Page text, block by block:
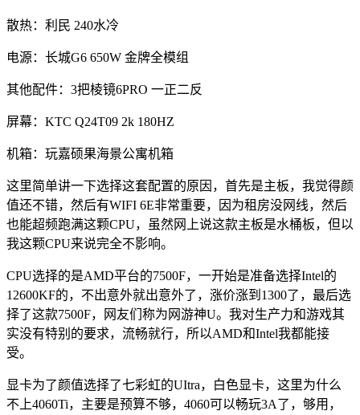
散热：利民 240水冷
电源：长城G6 650W 金牌全模组
其他配件：3把棱镜6PRO 一正二反
屏幕：KTC Q24T09 2k 180HZ
机箱：玩嘉硕果海景公寓机箱
这里简单讲一下选择这套配置的原因，首先是主板，我觉得颜
值还不错，然后有WIFI 6E非常重要，因为租房没网线，然后
也能超频跑满这颗CPU，虽然网上说这款主板是水桶板，但以
我这颗CPU来说完全不影响。
CPU选择的是AMD平台的7500F，一开始是准备选择Intel的
12600KF的，不出意外就出意外了，涨价涨到1300了，最后选
择了这款7500F，网友们称为网游神U。我对生产力和游戏其
实没有特别的要求，流畅就行，所以AMD和Intel我都能接
受。
显卡为了颜值选择了七彩虹的UItra，白色显卡，这里为什么
不上4060Ti，主要是预算不够，4060可以畅玩3A了，够用，